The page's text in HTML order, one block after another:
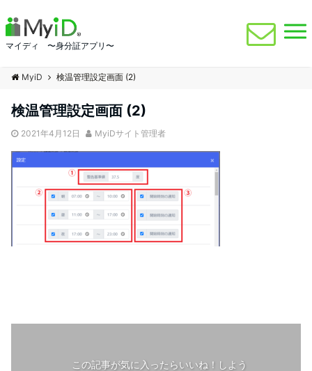
マイディ 〜身分証アプリ〜
MyiD 検温管理設定画面 (2)
検温管理設定画面 (2)
2021年4月12日 MyiDサイト管理者
この記事が気に入ったらいいね！しよう